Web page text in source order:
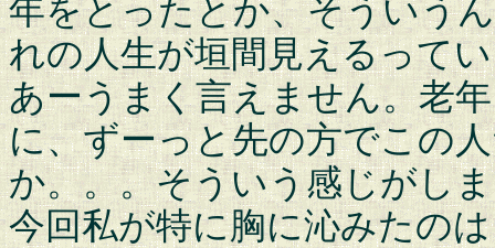
年をとったとか、そういう
れの人生が垣間見えるって
あーうまく言えません。老
に、ずーっと先の方でこの
か。。。そういう感じがし
今回私が特に胸に沁みたの